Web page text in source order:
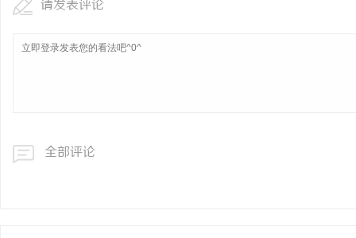
请发表评论
全部评论